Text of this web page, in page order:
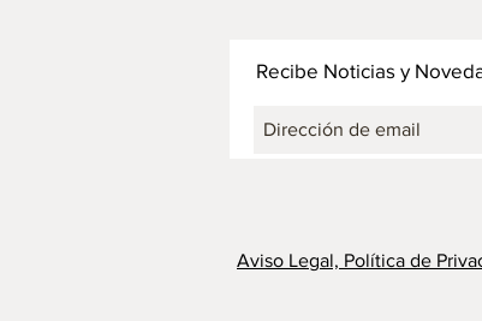
Recibe Noticias y
Aviso Legal, Política de